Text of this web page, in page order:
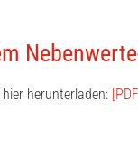
herunterladen: